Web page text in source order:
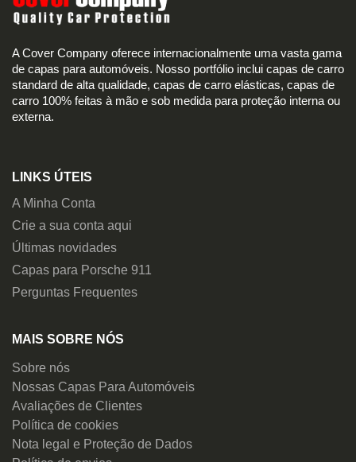
A Cover Company oferece internacionalmente uma vasta gama
de capas para automóveis. Nosso portfólio inclui capas de carro
standard de alta qualidade, capas de carro elásticas, capas de
carro 100% feitas à mão e sob medida para proteção interna ou
externa.
LINKS ÚTEIS
A Minha Conta
Crie a sua conta aqui
Últimas novidades
Capas para Porsche 911
Perguntas Frequentes
MAIS SOBRE NÓS
Sobre nós
Nossas Capas Para Automóveis
Avaliações de Clientes
Política de cookies
Nota legal e Proteção de Dados